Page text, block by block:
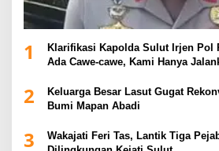
1
Klarifikasi Kapolda Sulut Irjen Pol
Ada Cawe-cawe, Kami Hanya
2
Keluarga Besar Lasut Gugat
Bumi Mapan Abadi
3
Wakajati Feri Tas, Lantik Tiga